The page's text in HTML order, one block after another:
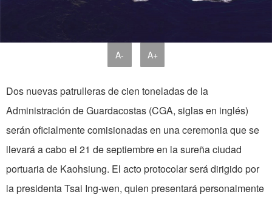
A- A+
Dos nuevas patrulleras de cien toneladas de la
Administración de Guardacostas (CGA, siglas en inglés)
serán oficialmente comisionadas en una ceremonia que se
llevará a cabo el 21 de septiembre en la sureña ciudad
portuaria de Kaohsiung. El acto protocolar será dirigido por
la presidenta Tsai Ing-wen, quien presentará personalmente